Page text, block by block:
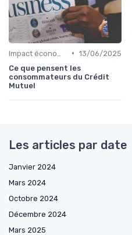
• 13/06/2025
Ce que pensent les
consommateurs du Crédit
Mutuel
Les articles par date
Janvier 2024
Mars 2024
Octobre 2024
Décembre 2024
Mars 2025